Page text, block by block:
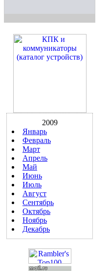
2009
Январь
Февраль
Март
Апрель
Май
Июнь
Июль
Август
Сентябрь
Октябрь
Ноябрь
Декабрь